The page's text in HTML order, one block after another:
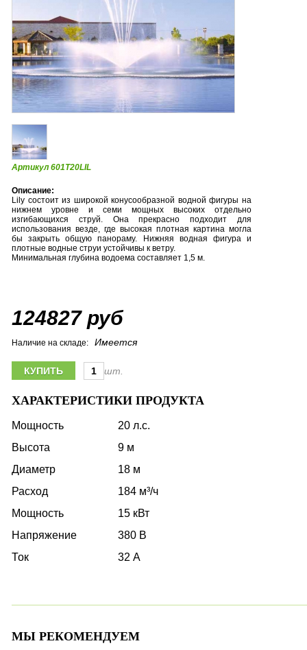
Артикул 601T20LIL
Описание:
Lily состоит из широкой конусообразной водной фигуры на
нижнем уровне и семи мощных высоких отдельно
изгибающихся струй. Она прекрасно подходит для
использования везде, где высокая плотная картина могла
бы закрыть общую панораму. Нижняя водная фигура и
плотные водные струи устойчивы к ветру.
Минимальная глубина водоема составляет 1,5 м.
124827 руб
Наличие на складе: Имеется
шт.
ХАРАКТЕРИСТИКИ ПРОДУКТА
Мощность
20 л.с.
Высота
9 м
Диаметр
18 м
Расход
184 м³/ч
Мощность
15 кВт
Напряжение
380 В
Ток
32 А
МЫ РЕКОМЕНДУЕМ